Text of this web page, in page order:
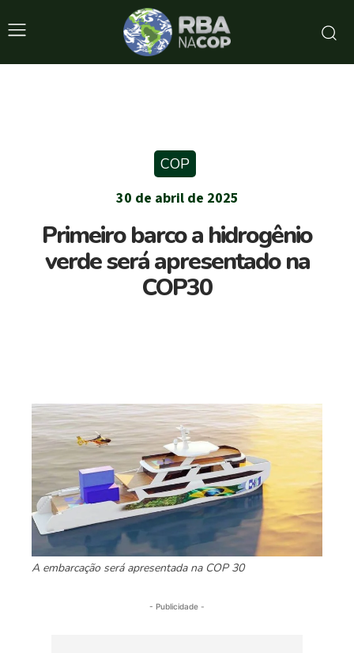
COP
30 de abril de 2025
Primeiro barco a hidrogênio
verde será apresentado na
COP30
A embarcação será apresentada na COP 30
- Publicidade -